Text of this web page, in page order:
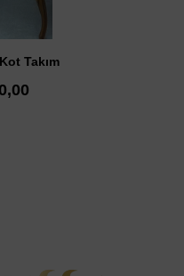
Takım